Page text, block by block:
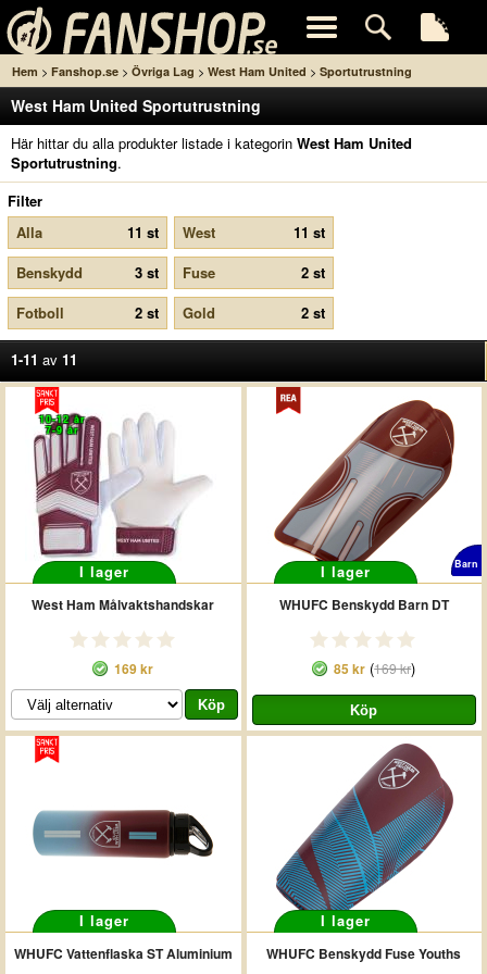
Hem > Fanshop.se > Övriga Lag > West Ham United > Sportutrustning
West Ham United Sportutrustning
Här hittar du alla produkter listade i kategorin West Ham United
Sportutrustning.
Filter
Alla
11 st West
11 st
Benskydd
3 st Fuse
2 st
Fotboll
2 st Gold 2 st
1-11 av 11
10-12 år
7-9 år
I lager
West Ham Målvaktshandskar
169 kr
I lager Barn
WHUFC Benskydd Barn DT
85 kr (169 kr)
I lager
WHUFC Vattenflaska ST Aluminium
I lager
WHUFC Benskydd Fuse Youths